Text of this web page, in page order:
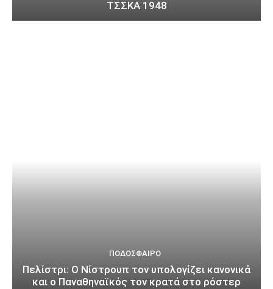
ΤΣΣΚΑ 1948
ΠΟΔΌΣΦΑΙΡΟ
Πελίστρι: Ο Νίστρουπ τον υπολογίζει κανονικά
και ο Παναθηναϊκός τον κρατά στο ρόστερ